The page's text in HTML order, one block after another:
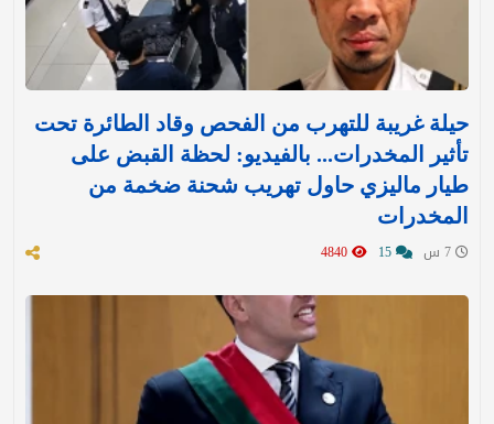
حيلة غريبة للتهرب من الفحص وقاد الطائرة تحت
تأثير المخدرات... بالفيديو: لحظة القبض على
طيار ماليزي حاول تهريب شحنة ضخمة من
المخدرات